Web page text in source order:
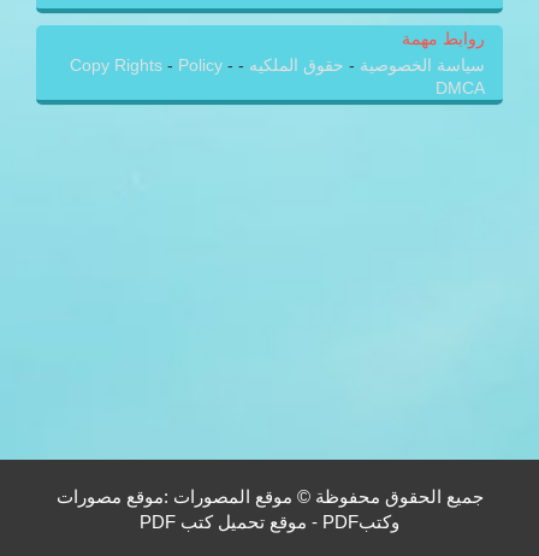
روابط مهمة
سياسة الخصوصية - حقوق الملكيه -
Copy Rights - Policy -
DMCA
جميع الحقوق محفوظة © موقع المصورات :موقع مصورات
وكتبPDF - موقع تحميل كتب PDF